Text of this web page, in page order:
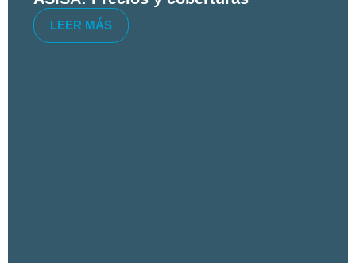
LEER MÁS